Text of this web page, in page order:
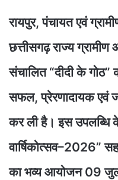
रायपुर, पंचायत एवं
छत्तीसगढ़ राज्य ग्रामीण
संचालित “दीदी के गोठ”
सफल, प्रेरणादायक एवं
कर ली है। इस उपलब्धि
वार्षिकोत्सव–2026”
का भव्य आयोजन 09